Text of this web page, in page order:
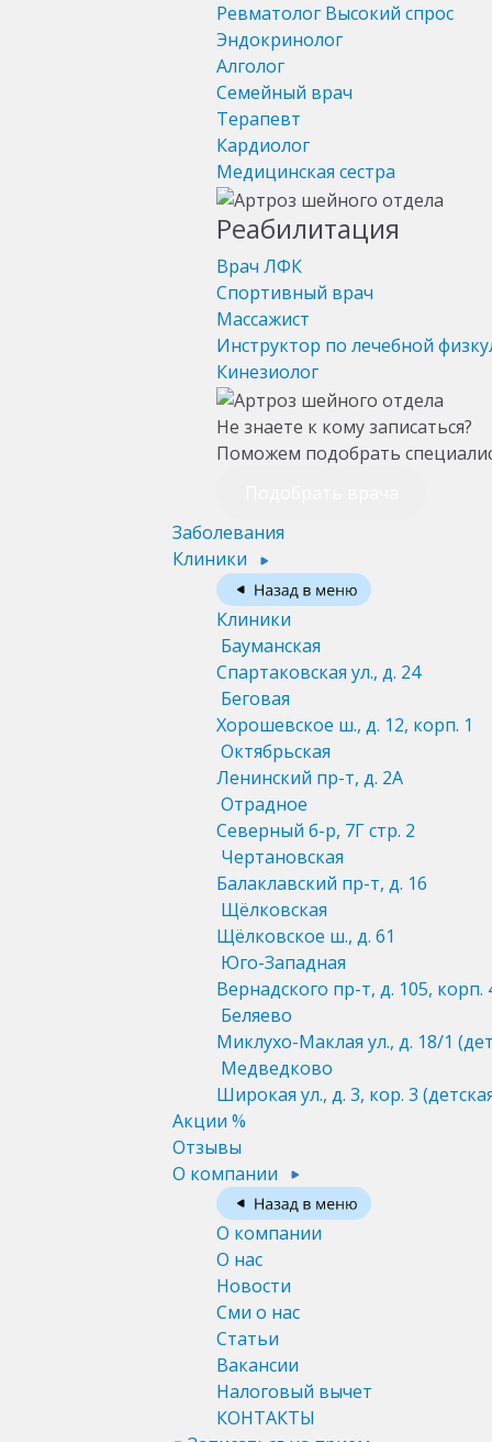
Ревматолог Высокий спрос
Эндокринолог
Алголог
Семейный врач
Терапевт
Кардиолог
Медицинская сестра
Реабилитация
Врач ЛФК
Спортивный врач
Массажист
Инструктор по лечебной
Кинезиолог
Не знаете к кому записаться?
Поможем подобрать
Заболевания
Клиники
Клиники
Бауманская
Спартаковская ул., д. 24
Беговая
Хорошевское ш., д. 12, корп. 1
Октябрьская
Ленинский пр-т, д. 2А
Отрадное
Северный б-р, 7Г стр. 2
Чертановская
Балаклавский пр-т, д. 16
Щёлковская
Щёлковское ш., д. 61
Юго-Западная
Вернадского пр-т, д. 105, корп.
Беляево
Миклухо-Маклая ул., д. 18/1
Медведково
Широкая ул., д. 3, кор. 3
Акции %
Отзывы
О компании
О компании
О нас
Новости
Сми о нас
Статьи
Вакансии
Налоговый вычет
КОНТАКТЫ